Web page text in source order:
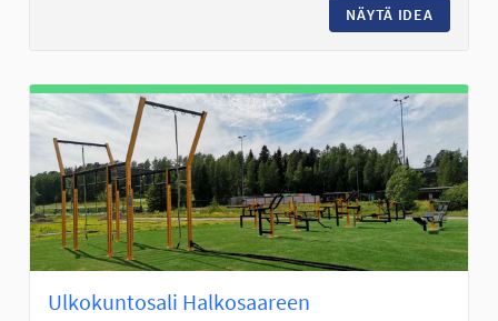
NÄYTÄ IDEA
Ulkokuntosali Halkosaareen